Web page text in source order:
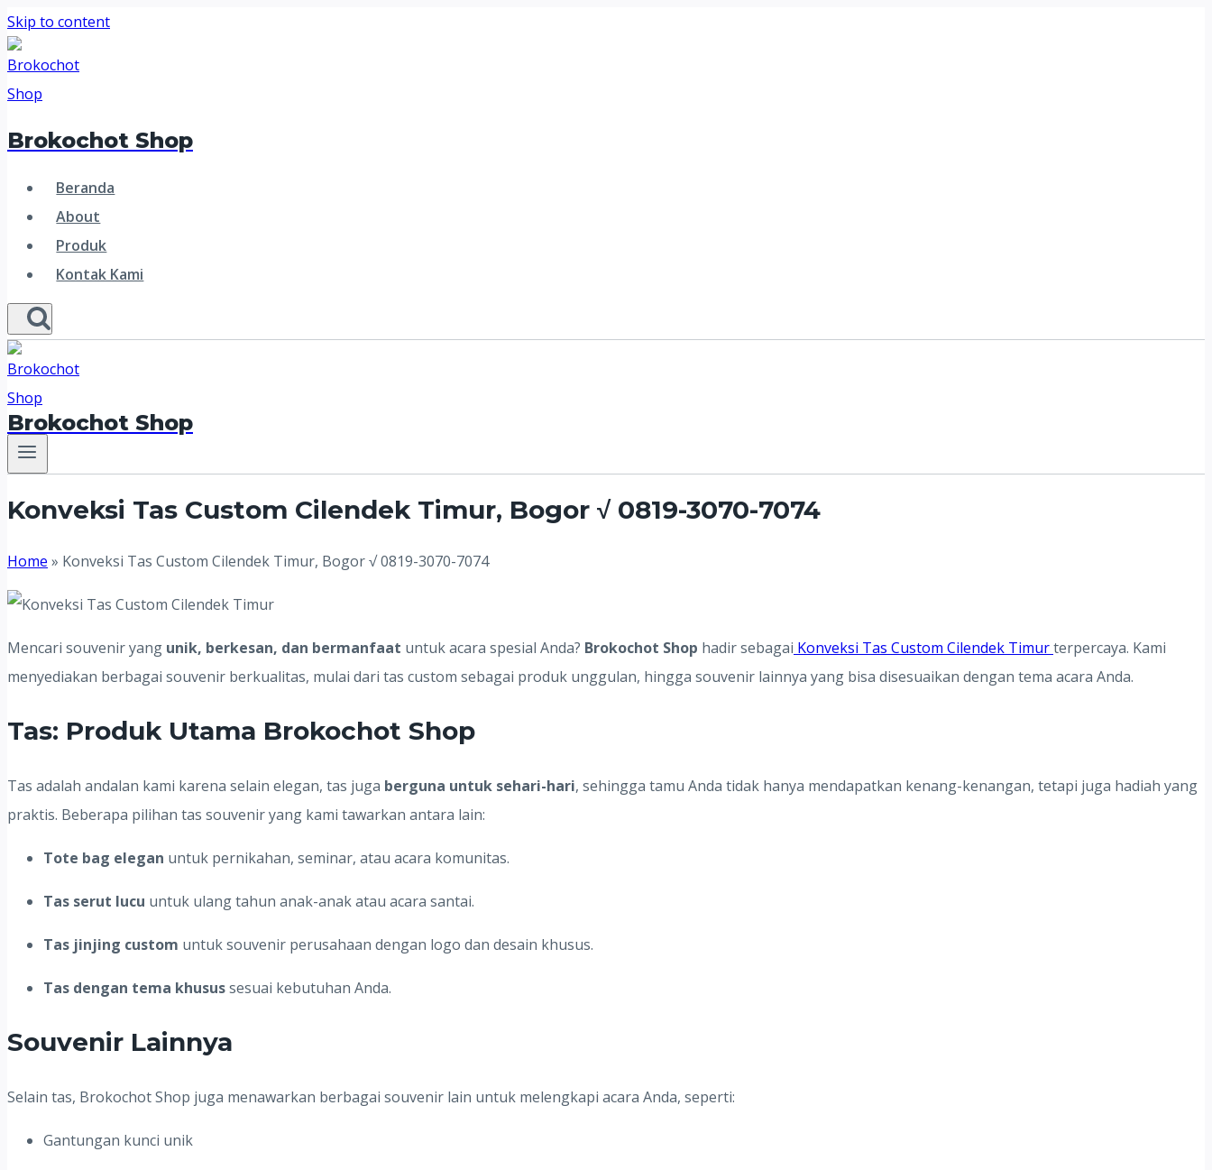
Skip to content
Brokochot Shop
Beranda
About
Produk
Kontak Kami
Brokochot Shop
Konveksi Tas Custom Cilendek Timur, Bogor √ 0819-3070-7074
Home » Konveksi Tas Custom Cilendek Timur, Bogor √ 0819-3070-7074
Mencari souvenir yang unik, berkesan, dan bermanfaat untuk acara spesial Anda? Brokochot Shop hadir sebagai Konveksi Tas Custom Cilendek Timurterpercaya. Kami
menyediakan berbagai souvenir berkualitas, mulai dari tas custom sebagai produk unggulan, hingga souvenir lainnya yang bisa disesuaikan dengan tema acara Anda.
Tas: Produk Utama Brokochot Shop
Tas adalah andalan kami karena selain elegan, tas juga berguna untuk sehari-hari, sehingga tamu Anda tidak hanya mendapatkan kenang-kenangan, tetapi juga hadiah yang
praktis. Beberapa pilihan tas souvenir yang kami tawarkan antara lain:
Tote bag elegan untuk pernikahan, seminar, atau acara komunitas.
Tas serut lucu untuk ulang tahun anak-anak atau acara santai.
Tas jinjing custom untuk souvenir perusahaan dengan logo dan desain khusus.
Tas dengan tema khusussesuai kebutuhan Anda.
Souvenir Lainnya
Selain tas, Brokochot Shop juga menawarkan berbagai souvenir lain untuk melengkapi acara Anda, seperti:
Gantungan kunci unik